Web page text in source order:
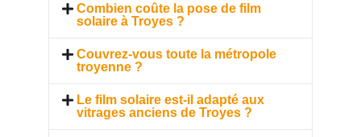
Combien coûte la pose de film
solaire à Troyes ?
Couvrez-vous toute la métropole
troyenne ?
Le film solaire est-il adapté aux
vitrages anciens de Troyes ?